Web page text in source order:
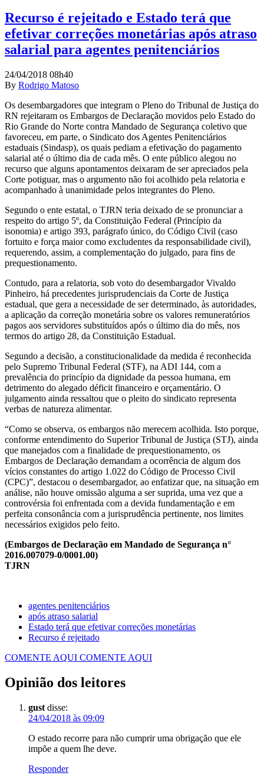
Recurso é rejeitado e Estado terá que
efetivar correções monetárias após atraso
salarial para agentes penitenciários
24/04/2018 08h40
By Rodrigo Matoso
Os desembargadores que integram o Pleno do Tribunal de Justiça do
RN rejeitaram os Embargos de Declaração movidos pelo Estado do
Rio Grande do Norte contra Mandado de Segurança coletivo que
favoreceu, em parte, o Sindicato dos Agentes Penitenciários
estaduais (Sindasp), os quais pediam a efetivação do pagamento
salarial até o último dia de cada mês. O ente público alegou no
recurso que alguns apontamentos deixaram de ser apreciados pela
Corte potiguar, mas o argumento não foi acolhido pela relatoria e
acompanhado à unanimidade pelos integrantes do Pleno.
Segundo o ente estatal, o TJRN teria deixado de se pronunciar a
respeito do artigo 5º, da Constituição Federal (Princípio da
isonomia) e artigo 393, parágrafo único, do Código Civil (caso
fortuito e força maior como excludentes da responsabilidade civil),
requerendo, assim, a complementação do julgado, para fins de
prequestionamento.
Contudo, para a relatoria, sob voto do desembargador Vivaldo
Pinheiro, há precedentes jurisprudenciais da Corte de Justiça
estadual, que gera a necessidade de ser determinado, às autoridades,
a aplicação da correção monetária sobre os valores remuneratórios
pagos aos servidores substituídos após o último dia do mês, nos
termos do artigo 28, da Constituição Estadual.
Segundo a decisão, a constitucionalidade da medida é reconhecida
pelo Supremo Tribunal Federal (STF), na ADI 144, com a
prevalência do princípio da dignidade da pessoa humana, em
detrimento do alegado déficit financeiro e orçamentário. O
julgamento ainda ressaltou que o pleito do sindicato representa
verbas de natureza alimentar.
“Como se observa, os embargos não merecem acolhida. Isto porque,
conforme entendimento do Superior Tribunal de Justiça (STJ), ainda
que manejados com a finalidade de prequestionamento, os
Embargos de Declaração demandam a ocorrência de algum dos
vícios constantes do artigo 1.022 do Código de Processo Civil
(CPC)”, destacou o desembargador, ao enfatizar que, na situação em
análise, não houve omissão alguma a ser suprida, uma vez que a
controvérsia foi enfrentada com a devida fundamentação e em
perfeita consonância com a jurisprudência pertinente, nos limites
necessários exigidos pelo feito.
(Embargos de Declaração em Mandado de Segurança n°
2016.007079-0/0001.00)
TJRN
agentes penitenciários
após atraso salarial
Estado terá que efetivar correções monetárias
Recurso é rejeitado
COMENTE AQUI COMENTE AQUI
Opinião dos leitores
gust disse:
24/04/2018 às 09:09
O estado recorre para não cumprir uma obrigação que ele
impõe a quem lhe deve.
Responder